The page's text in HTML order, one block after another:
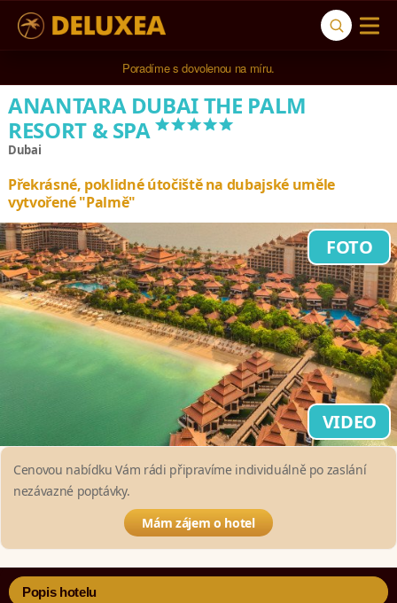
5* cestovní kancelář na luxusní dovolenou od 100.000 Kč.
ANANTARA DUBAI THE PALM
RESORT & SPA*****
Dubai
Překrásné, poklidné útočiště na dubajské uměle
vytvořené "Palmě"
FOTO
VIDEO
Cenovou nabídku Vám rádi připravíme individuálně po zaslání
nezávazné poptávky.
Mám zájem o hotel
Popis hotelu